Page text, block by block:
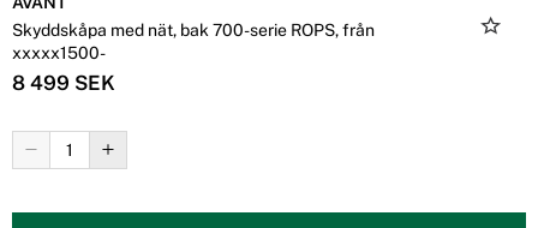
Skyddskåpa med nät, bak 700-serie ROPS, från
xxxxx1500-
8 499 SEK